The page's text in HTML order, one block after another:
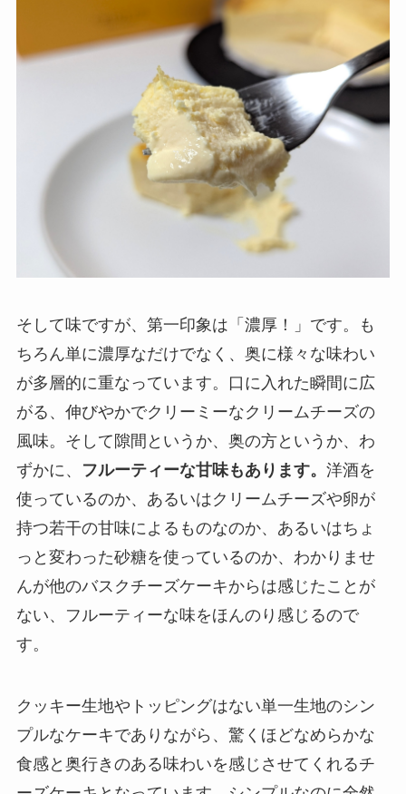
そして味ですが、第一印象は「濃厚！」です。も
ちろん単に濃厚なだけでなく、奥に様々な味わい
が多層的に重なっています。口に入れた瞬間に広
がる、伸びやかでクリーミーなクリームチーズの
風味。そして隙間というか、奥の方というか、わ
ずかに、
フルーティーな甘味もあります。 洋酒を
使っているのか、あるいはクリームチーズや卵が
持つ若干の甘味によるものなのか、あるいはちょ
っと変わった砂糖を使っているのか、わかりませ
んが他のバスクチーズケーキからは感じたことが
ない、フルーティーな味をほんのり感じるので
す。
クッキー生地やトッピングはない単一生地のシン
プルなケーキでありながら、驚くほどなめらかな
食感と奥行きのある味わいを感じさせてくれるチ